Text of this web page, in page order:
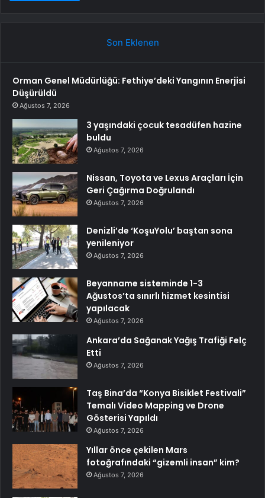
Son Eklenen
Orman Genel Müdürlüğü: Fethiye’deki Yangının Enerjisi
Düşürüldü
Ağustos 7, 2026
3 yaşındaki çocuk tesadüfen hazine
buldu
Ağustos 7, 2026
Nissan, Toyota ve Lexus Araçları İçin
Geri Çağırma Doğrulandı
Ağustos 7, 2026
Denizli’de ‘KoşuYolu’ baştan sona
yenileniyor
Ağustos 7, 2026
Beyanname sisteminde 1-3
Ağustos’ta sınırlı hizmet kesintisi
yapılacak
Ağustos 7, 2026
Ankara’da Sağanak Yağış Trafiği Felç
Etti
Ağustos 7, 2026
Taş Bina’da “Konya Bisiklet Festivali”
Temalı Video Mapping ve Drone
Gösterisi Yapıldı
Ağustos 7, 2026
Yıllar önce çekilen Mars
fotoğrafındaki “gizemli insan” kim?
Ağustos 7, 2026